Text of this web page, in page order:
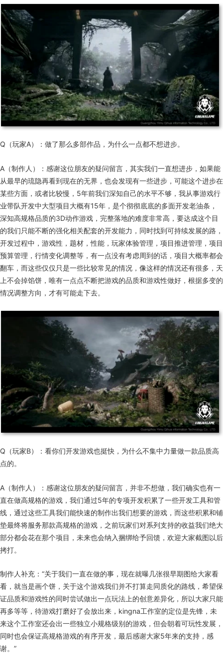
Q（玩家A）：做了那么多部作品，为什么一点都不想进步。
A（制作人）：感谢这位朋友的疑问留言，其实我们一直想进步，如果能
从最早的琉隐再看到现在的无界，也会发现有一些进步，可能这个进步在
某些方面，或者比较慢，5年前我们深知自己的水平不够，我从事游戏行
业带队开发中大型项目大概有15年，是个彻彻底底的多面开发老油条，
深知高规格品质的3D动作游戏，完整落地的难度非常高，要达成这个目
的我们只能不断的强化相关配套的开发能力，同时找到可持续发展的路，
开发过程中，游戏性，题材，性能，玩家体验管理，项目推进管理，项目
预算管理，行情变化调整等，有一点没有考虑周到的话，项目大概率都会
翻车，而这些仅仅只是一些比较常见的情况，像这样的情况还有很多，天
上不会掉馅饼，唯有一点点不断把游戏的品质和游戏性做好，根据多变的
情况调整方向，才有可能走下去。
Q（玩家B）：看你们开发游戏也挺快，为什么不集中力量做一款品质高
点的。
A（制作人）：感谢这位朋友的疑问留言，并非不想做，我们确实也有一
直在做高规格的游戏，我们通过5年的专项开发积累了一些开发工具和管
线，通过这些工具我们能快速的制作出我们想要的游戏，而这些积累和铺
垫最终将服务那款高规格的游戏，之前玩家们对系列支持的收益我们绝大
部分都会花在那个项目，未来也会纳入捆绑给予回馈，欢迎大家截图以后
拷打。
制作人补充：“关于我们一直在做的事，现在就曝几张很早期图给大家看
看，就当是画个饼，关于这个游戏我们并不打算走同质化的路线，希望保
证品质和游戏性的同时尝试做出一点玩法上的创意差异化，所以大家只能
再多等等，待游戏打磨好了会放出来，kingna工作室的定位是先锋，未
来这个工作室还会出一些独立小规格级别的游戏，但会朝着可玩性发展，
同时也会保证高规格游戏的有序开发，最后感谢大家5年来的支持，感
谢。”